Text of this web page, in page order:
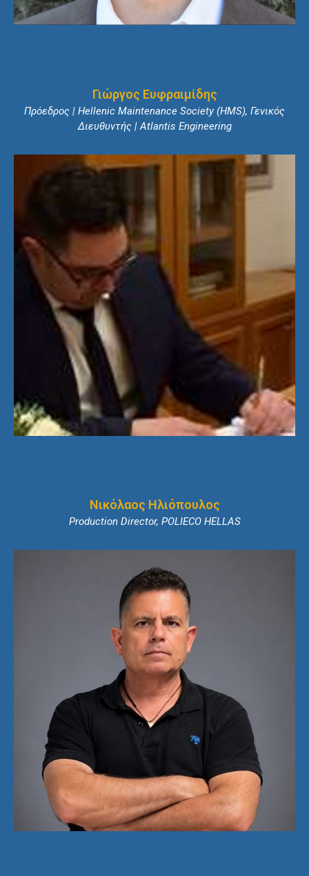
Γιώργος Ευφραιμίδης
Πρόεδρος | Hellenic Maintenance Society (HMS), Γενικός
Διευθυντής | Atlantis Engineering
Νικόλαος Ηλιόπουλος
Production Director, POLIECO HELLAS